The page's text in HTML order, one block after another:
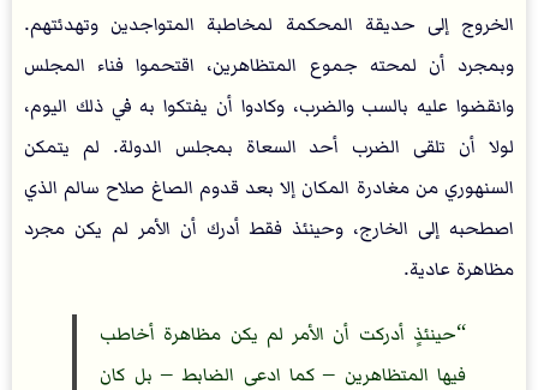
الخروج إلى حديقة المحكمة لمخاطبة المتواجدين وتهدئتهم.
وبمجرد أن لمحته جموع المتظاهرين، اقتحموا فناء المجلس
وانقضوا عليه بالسب والضرب، وكادوا أن يفتكوا به في ذلك اليوم،
لولا أن تلقى الضرب أحد السعاة بمجلس الدولة. لم يتمكن
السنهوري من مغادرة المكان إلا بعد قدوم الصاغ صلاح سالم الذي
اصطحبه إلى الخارج، وحينئذ فقط أدرك أن الأمر لم يكن مجرد
مظاهرة عادية.
حينئذٍ أدركت أن الأمر لم يكن مظاهرة أخاطب
فيها المتظاهرين – كما ادعى الضابط – بل كان